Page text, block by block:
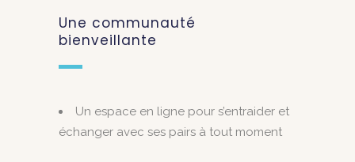
Une communauté
bienveillante
Un espace en ligne pour s’entraider et
échanger avec ses pairs à tout moment